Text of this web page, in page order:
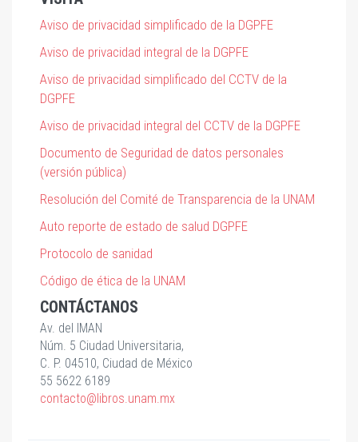
Aviso de privacidad simplificado de la DGPFE
Aviso de privacidad integral de la DGPFE
Aviso de privacidad simplificado del CCTV de la
DGPFE
Aviso de privacidad integral del CCTV de la DGPFE
Documento de Seguridad de datos personales
(versión pública)
Resolución del Comité de Transparencia de la UNAM
Auto reporte de estado de salud DGPFE
Protocolo de sanidad
Código de ética de la UNAM
CONTÁCTANOS
Av. del IMAN
Núm. 5 Ciudad Universitaria,
C. P. 04510, Ciudad de México
55 5622 6189
contacto@libros.unam.mx